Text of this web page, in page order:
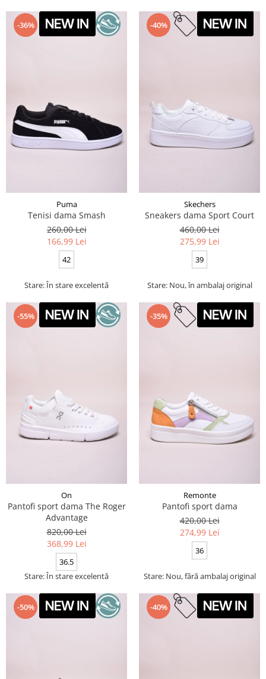
-36%
Puma
Tenisi dama Smash
260,00 Lei
166,99 Lei
42
Stare: În stare excelentă
-40%
Skechers
Sneakers dama Sport Court
460,00 Lei
275,99 Lei
39
Stare: Nou, în ambalaj original
-55%
On
Pantofi sport dama The Roger
Advantage
820,00 Lei
368,99 Lei
36.5
Stare: În stare excelentă
-35%
Remonte
Pantofi sport dama
420,00 Lei
274,99 Lei
36
Stare: Nou, fără ambalaj original
-50% -40%